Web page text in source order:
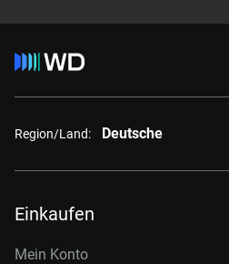
Region/Land: Deutsche
Einkaufen
Mein Konto